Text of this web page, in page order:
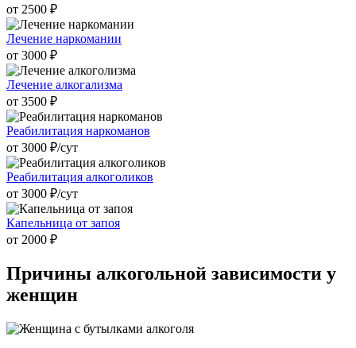
от 2500 ₽
Лечение наркомании
от 3000 ₽
Лечение алкогализма
от 3500 ₽
Реабилитация наркоманов
от 3000 ₽/cут
Реабилитация алкоголиков
от 3000 ₽/cут
Капельница от запоя
от 2000 ₽
Причины алкогольной зависимости у
женщин